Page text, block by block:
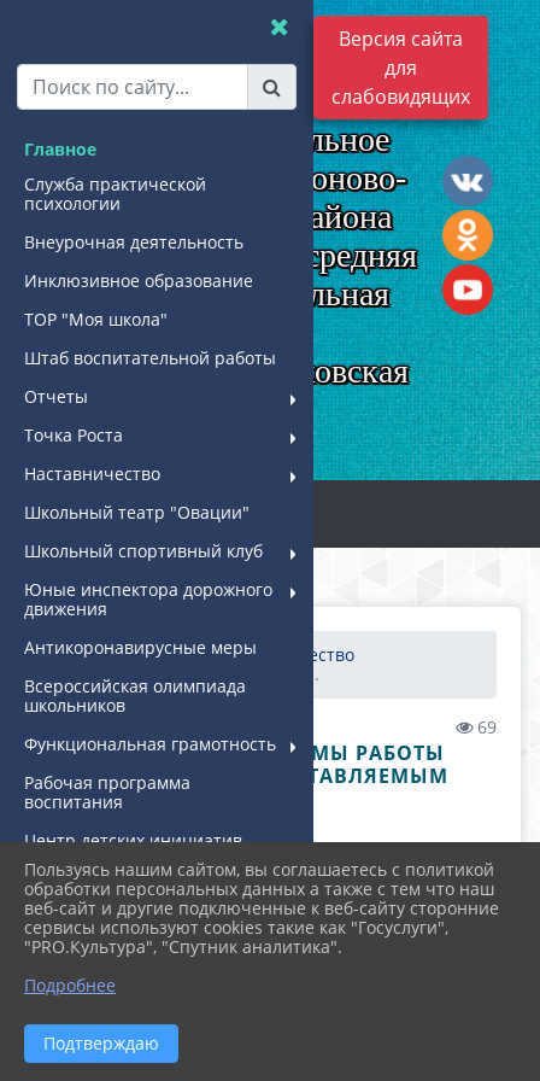
Главное
Служба практической
психологии
Внеурочная деятельность
Инклюзивное образование
ТОР "Моя школа"
Штаб воспитательной работы
Отчеты
Точка Роста
Наставничество
Школьный театр "Овации"
Школьный спортивный клуб
Юные инспектора дорожного
движения
Антикоронавирусные меры
Всероссийская олимпиада
школьников
Функциональная грамотность
Рабочая программа
воспитания
Центр детских инициатив
(ЦДИ)
Классное руководство
Дополнительное
образование
Информационная
Дополнительно
Версия сайта
для
слабовидящих
муниципальное
бюджетное
общеобразовательное
учреждение Родионово-
Несветайского района
"Кутейниковская средняя
общеобразовательная
МБОУ "Кутейниковская
Главная ⋮
Наставничество
Планы и программы рабо...
69
ПЛАНЫ И ПРОГРАММЫ РАБОТЫ
НАСТАВНИКА С НАСТАВЛЯЕМЫМ
ФАЙЛЫ
Перспективный план работы
наставника с молодым специалистом Костина
Т.А. (19.9 KiB)
Пользуясь нашим сайтом, вы соглашаетесь с политикой
обработки персональных данных а также с тем что наш
веб-сайт и другие подключенные к веб-сайту сторонние
сервисы используют cookies такие как "Госуслуги",
"PRO.Культура", "Спутник аналитика".
Подробнее
Подтверждаю